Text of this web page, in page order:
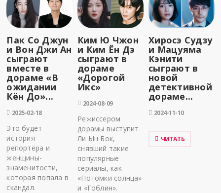
Пак Со Джун
и Вон Джи Ан
сыграют
вместе в
дораме «В
ожидании
Кён До»...
2025-02-18
Это будет
история
репортёра и
женщины-
знаменитости,
которая попала в
скандал.
Ким Ю Чжон
и Ким Ён Дэ
сыграют в
дораме
«Дорогой
Икс»
2024-08-09
Режиссером
дорамы выступит
Ли Ын Бок,
снявший такие
популярные
сериалы, как
«Потомки солнца»
и «Гоблин».
Хиросэ Судзу
и Мацуяма
Кэнити
сыграют в
новой
детективной
дораме...
2024-11-10
ЧИТАТЬ